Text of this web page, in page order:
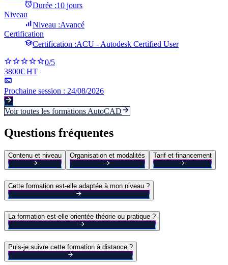
Durée :10 jours
Niveau
Niveau :Avancé
Certification
Certification :ACU - Autodesk Certified User
0/5
3800€ HT
Prochaine session : 24/08/2026
Voir toutes les formations AutoCAD
Questions fréquentes
Contenu et niveau Organisation et modalités Tarif et financement
Cette formation est-elle adaptée à mon niveau ?
La formation est-elle orientée théorie ou pratique ?
Puis-je suivre cette formation à distance ?